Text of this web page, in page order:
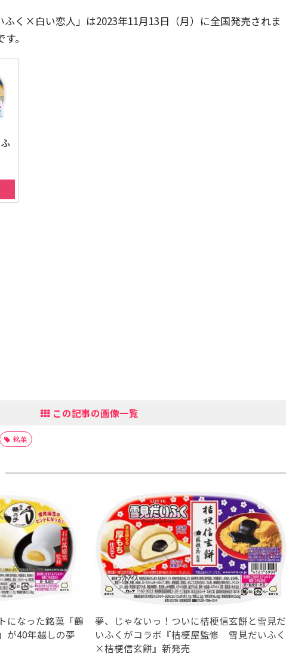
ふく×白い恋人」は2023年11月13日（月）に全国発売されま
。
この記事の画像一覧
銘菓
になった銘菓「鶴
が40年越しの夢
夢、じゃないっ！ついに桔梗信玄餅と雪見だ
いふくがコラボ『桔梗屋監修 雪見だいふく
×桔梗信玄餅』新発売